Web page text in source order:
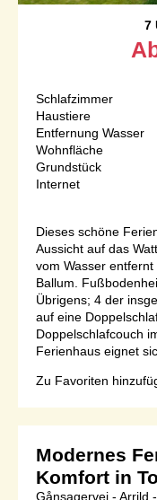
7
Schlafzimmer
Haustiere
Entfernung Wasser
Wohnfläche
Grundstück
Internet
Dieses schöne
Aussicht auf das
vom Wasser
Ballum.
Übrigens; 4 der
auf eine
Doppelschlafcouch
Ferienhaus eignet
Zu Favoriten
Modernes
Komfort in
Gånsagervej - Arrild